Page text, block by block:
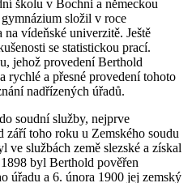
školu v Bochni a německou
složil v roce
vídeňské univerzitě. Ještě
se statistickou prací.
jehož provedení Berthold
rychlé a přesné provedení tohoto
nadřízených úřadů.
soudní služby, nejprve
toho roku u Zemského soudu
službách země slezské a získal
byl Berthold pověřen
úřadu a 6. února 1900 jej zemský